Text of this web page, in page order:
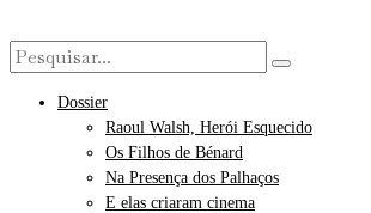
Dossier
Raoul Walsh, Herói Esquecido
Os Filhos de Bénard
Na Presença dos Palhaços
E elas criaram cinema